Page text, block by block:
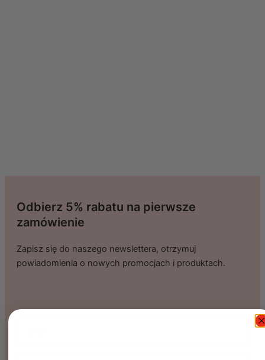
Odbierz 5% rabatu na pierwsze
zamówienie
Zapisz się do naszego newslettera, otrzymuj
powiadomienia o nowych promocjach i produktach.